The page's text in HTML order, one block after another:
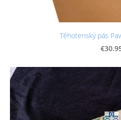
Těhotenský pás